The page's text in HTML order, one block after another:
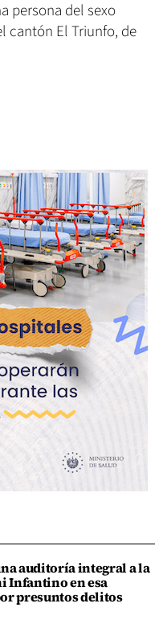
persona del sexo
cantón El Triunfo, de
auditoría integral a la
Infantino en esa
presuntos delitos